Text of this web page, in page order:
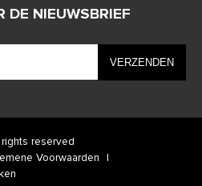
DE NIEUWSBRIEF
reserved
Voorwaarden